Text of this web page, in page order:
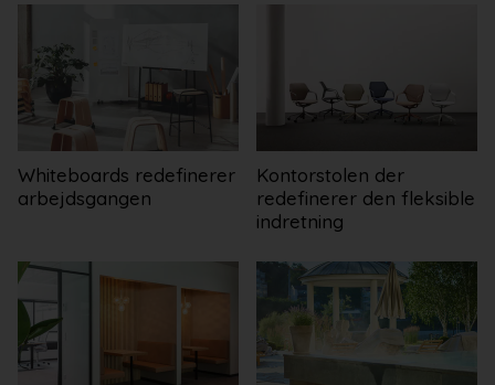
Whiteboards redefinerer
arbejdsgangen
Kontorstolen der
redefinerer den fleksible
indretning